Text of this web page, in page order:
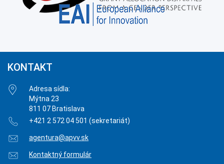
KONTAKT
Adresa sídla:
Mýtna 23
811 07 Bratislava
+421 2 572 04 501 (sekretariát)
agentura@apvv.sk
Kontaktný formulár